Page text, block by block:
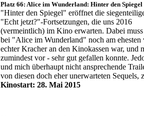
Platz 66: Alice im Wunderland: Hinter den Spiegel
"Hinter den Spiegel" eröffnet die
"Echt jetzt?"-Fortsetzungen, die uns 2016
(vermeintlich) im Kino erwarten. Dabei
bei "Alice im Wunderland" noch am ehesten
echter Kracher an den Kinokassen war, und
zumindest vor - sehr gut gefallen konnte.
und mich überhaupt nicht ansprechende
von diesen doch eher unerwarteten
Kinostart: 28. Mai 2015